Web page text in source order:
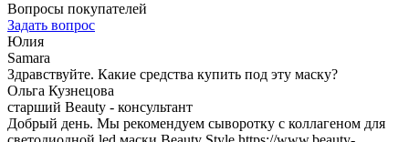
Вопросы покупателей
Задать вопрос
Юлия
Samara
Здравствуйте. Какие средства купить под эту маску?
Ольга Кузнецова
старший Beauty - консультант
Добрый день. Мы рекомендуем сыворотку с коллагеном для